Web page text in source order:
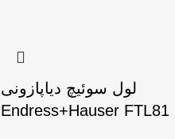
لول سوئیچ دیاپازونی
Endress+Hauser FTL81